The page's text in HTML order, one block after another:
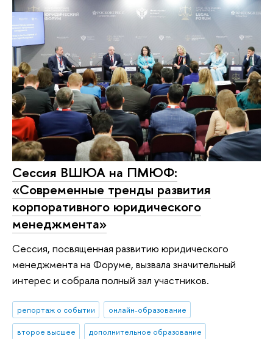
Сессия ВШЮА на ПМЮФ:
«Современные тренды развития
корпоративного юридического
менеджмента»
Сессия, посвященная развитию юридического
менеджмента на Форуме, вызвала значительный
интерес и собрала полный зал участников.
репортаж о событии
онлайн-образование
второе высшее
дополнительное образование